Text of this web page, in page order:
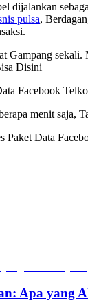
dijalankan
pulsa,
Gampang
Disini
Facebook
menit saja,
Paket Data
Apa yang